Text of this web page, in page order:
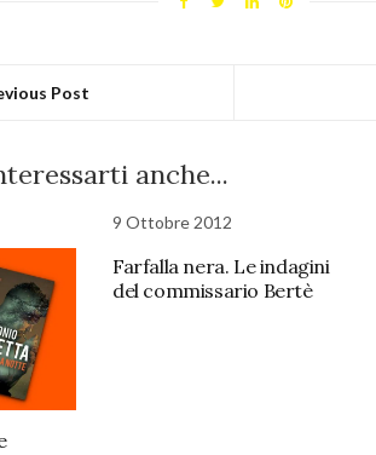
Post
anche...
9 Ottobre 2012
Farfalla nera. Le indagini
del commissario Bertè